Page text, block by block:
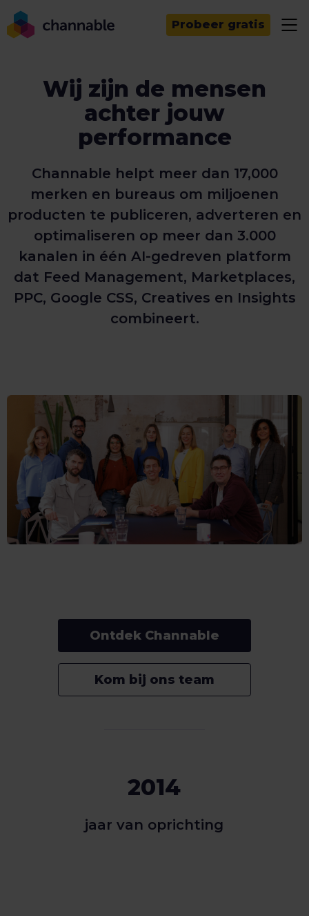
Probeer gratis
Wij zijn de mensen
achter jouw
performance
Channable helpt meer dan 17,000
merken en bureaus om miljoenen
producten te publiceren, adverteren en
optimaliseren op meer dan 3.000
kanalen in één AI-gedreven platform
dat Feed Management, Marketplaces,
PPC, Google CSS, Creatives en Insights
combineert.
Ontdek Channable
Kom bij ons team
2014
jaar van oprichting